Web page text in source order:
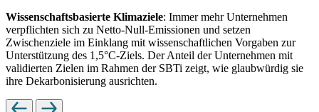
Wissenschaftsbasierte Klimaziele: Immer mehr Unternehmen
verpflichten sich zu Netto-Null-Emissionen und setzen
Zwischenziele im Einklang mit wissenschaftlichen Vorgaben zur
Unterstützung des 1,5°C-Ziels. Der Anteil der Unternehmen mit
validierten Zielen im Rahmen der SBTi zeigt, wie glaubwürdig sie
ihre Dekarbonisierung ausrichten.